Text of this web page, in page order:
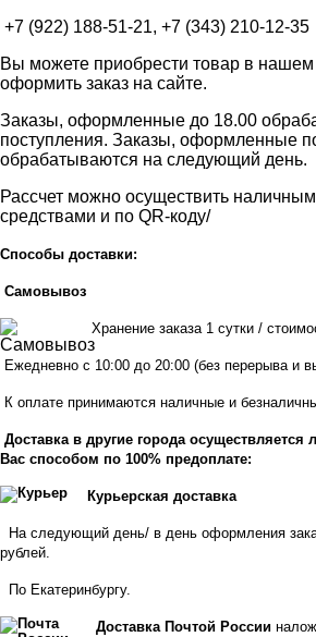
+7 (922) 188-51-21, +7 (343) 210-12-35
Вы можете приобрести товар в нашем
оформить заказ на сайте.
Заказы, оформленные до 18.00
поступления. Заказы, оформленные
обрабатываются на следующий день.
Рассчет можно осуществить
средствами и по QR-коду/
Способы доставки:
Самовывоз
Хранение заказа 1 сутки /
Ежедневно с 10:00 до 20:00 (без перерыва и
К оплате принимаются наличные и
Доставка в другие города
Вас способом по 100% предоплате:
Курьерская доставка
На следующий день/ в день оформления
рублей.
По Екатеринбургу.
Доставка Почтой России